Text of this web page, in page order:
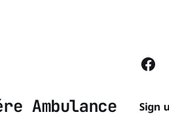
Ambulance Sign